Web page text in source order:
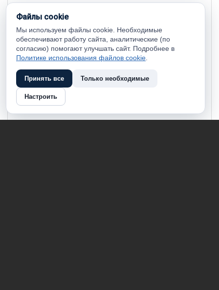
Файлы cookie
Мы используем файлы cookie. Необходимые
обеспечивают работу сайта, аналитические (по
согласию) помогают улучшать сайт. Подробнее в
Политике использования файлов cookie
Принять все Только необходимые
Настроить